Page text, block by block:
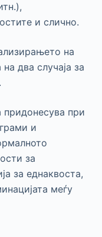
и слично.
на
два случаја за
придонесува при
и
за
за еднаквоста,
меѓу